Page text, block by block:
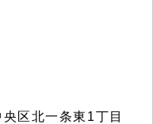
区北一条東1丁目